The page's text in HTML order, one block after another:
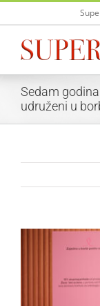
Skip
Sedam
udruženi u